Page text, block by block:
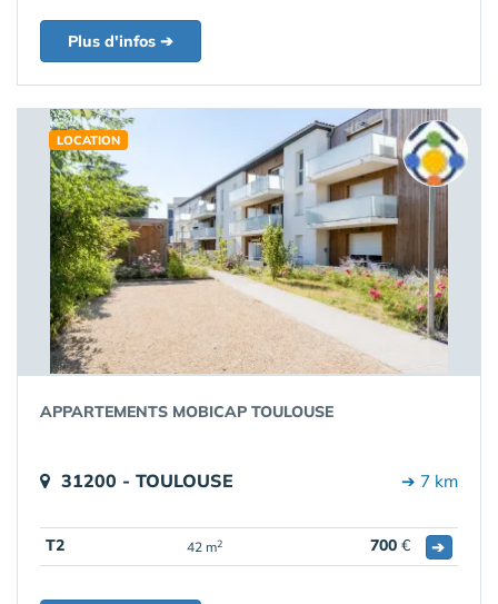
Plus d'infos ➔
LOCATION
APPARTEMENTS MOBICAP TOULOUSE
31200 - TOULOUSE ➔ 7 km
T2 42 m2 700 € ➔